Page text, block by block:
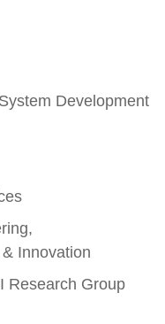
Development
Innovation
Research Group